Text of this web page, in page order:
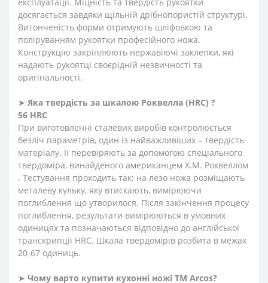
досягається завдяки щільній дрібнопористій структурі.
Витонченість форми отримують шліфовкою та
поліруванням рукоятки професійного ножа.
Конструкцію закріплюють нержавіючі заклепки, які
надають рукоятці своєрідній незвичності та
оригінальності.
➤ Яка твердість за шкалою Роквелла (HRC) ?
56 HRC
При виготовленні сталевих виробів контролюється
безліч параметрів, один із найважливіших – твердість
матеріалу. Її перевіряють за допомогою спеціального
твердоміра, винайденого американцем Х.М. Роквеллом
. Тестування проходить так: на лезо ножа розміщають
металеву кульку, яку втискають, вимірюючи
поглиблення що утворилося. Після закінчення процесу
поглиблення, результати вимірюються в умовних
одиницях та позначаються відповідно до англійської
транскрипції HRC. Шкала твердомірів розбита в межах
20-67 одиниць.
➤ Чому варто купити кухонні ножі ТМ Arcos?